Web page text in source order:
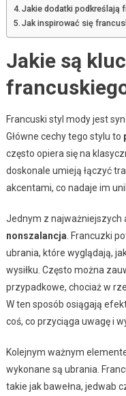
Jakie dodatki podkreślają
Jak inspirować się
Jakie są
Francuski styl mody jest
Główne cechy tego stylu to
często opiera się na
doskonale umieją łączyć
akcentami, co nadaje im
Jednym z
nonszalancja . Francuzki
ubrania, które wyglądają,
wysiłku. Często można
przypadkowe, chociaż w
W ten sposób osiągają
coś, co przyciąga uwagę i
Kolejnym ważnym
wykonane są ubrania.
takie jak bawełna, jedwab